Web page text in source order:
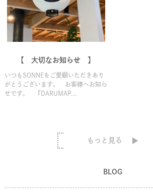
【 大切なお知らせ 】
いつもSONNEをご愛顧いただきあり
がとうございます。 お客様へお知ら
せです。 『DARUMAP...
もっと見る
BLOG